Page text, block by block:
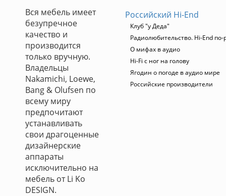
Вся мебель имеет
безупречное
качество и
производится
только вручную.
Владельцы
Nakamichi, Loewe,
Bang & Olufsen по
всему миру
предпочитают
устанавливать
свои драгоценные
дизайнерские
аппараты
исключительно на
мебель от Li Ko
DESIGN.
Российский Hi-End
Клуб "у Деда"
Радиолюбительство. Hi-End по-
О мифах в аудио
Hi-Fi с ног на голову
Ягодин о погоде в аудио мире
Российские производители